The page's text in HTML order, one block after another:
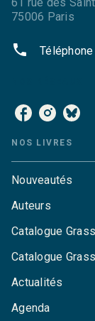
75006 Paris
phone Téléphone
NOS LIVRES
Nouveautés
Auteurs
Catalogue
Catalogue
Actualités
Agenda